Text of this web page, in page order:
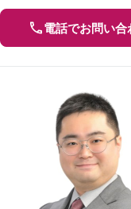
電話でお問い合